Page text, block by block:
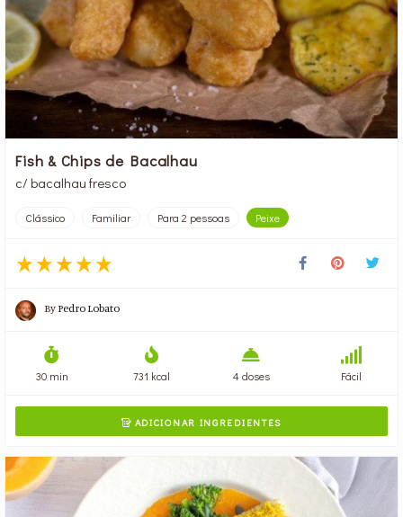
Fish & Chips de Bacalhau
c/ bacalhau fresco
Clássico Familiar Para 2 pessoas Peixe
ByPedro Lobato
30 min 731 kcal 4 doses Fácil
ADICIONAR INGREDIENTES